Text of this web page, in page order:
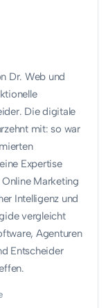
Dr. Web und
Die digitale
mit: so war
Expertise
Marketing
Intelligenz und
vergleicht
Agenturen
Entscheider